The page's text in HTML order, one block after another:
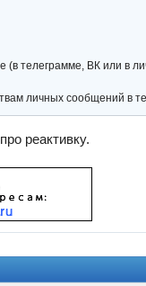
телеграмме, ВК или в
личных сообщений в
реактивку.